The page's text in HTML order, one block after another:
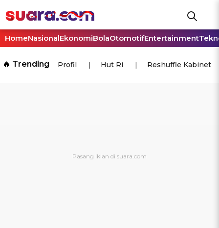
HomeNasionalEkonomiBolaOtomotifEntertainment
🔥 Trending Profil Hut Ri Reshuffle Kabinet